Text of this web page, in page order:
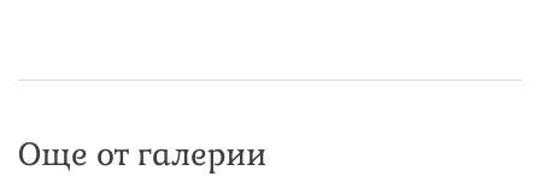
Още от галерии